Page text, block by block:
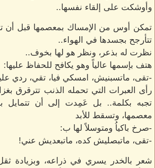
وأوشكت على إلقاء نفسها..
تمكن أوس من الإمساك بمعصمها قبل أن
تتأرجح بجسدها في الهواء..
نظرت له بذعر، ونظر هو لها بخوف..
هتف بإسمها عالياً وهو يكافح للحفاظ عليها:
-تقى، ماتسبنيش، امسكي فيا، تقي، ردي
رأى العبرات التي تحمله الذنب تترقرق
تجبه بكلمة.. بل عَمِدت إلى أن تتمايل
معصمها، وتسقط للأبد
-صرخ باكياُ ومتوسلاً لها ب:
-تقى، ماتبصليش كده، ماتبعديش عني!
شعر بالخدر يسري في ذراعه، وبزيادة